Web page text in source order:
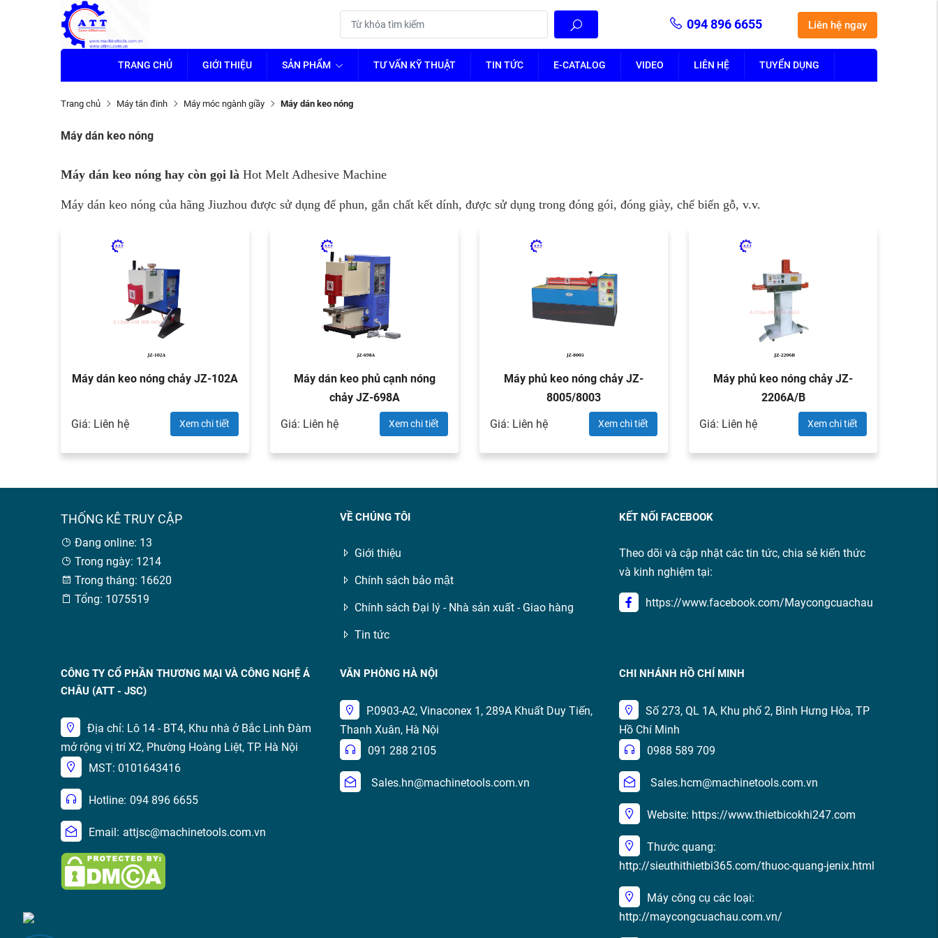
094 896 6655 Liên hệ ngay
TRANG CHỦ GIỚI THIỆU SẢN PHẨM TƯ VẤN KỸ THUẬT TIN TỨC E-CATALOG VIDEO LIÊN HỆ TUYỂN DỤNG
Trang chủ Máy tán đinh Máy móc ngành giầy Máy dán keo nóng
Máy dán keo nóng
Máy dán keo nóng hay còn gọi là Hot Melt Adhesive Machine
Máy dán keo nóng của hãng Jiuzhou được sử dụng để phun, gắn chất kết dính, được sử dụng trong đóng gói, đóng giày, chế biến gỗ, v.v.
Máy dán keo nóng chảy JZ-102A
Giá: Liên hệ Xem chi tiết
Máy dán keo phủ cạnh nóng
chảy JZ-698A
Giá: Liên hệ
Xem chi tiết
Máy phủ keo nóng chảy JZ-
8005/8003
Giá: Liên hệ
Xem chi tiết
Máy phủ keo nóng chảy JZ-
2206A/B
Giá: Liên hệ
Xem chi tiết
THỐNG KÊ TRUY CẬP
Đang online: 13
Trong ngày: 1214
Trong tháng: 16620
Tổng: 1075519
VỀ CHÚNG TÔI
Giới thiệu
Chính sách bảo mật
Chính sách Đại lý - Nhà sản xuất - Giao hàng
Tin tức
KẾT NỐI FACEBOOK
Theo dõi và cập nhật các tin tức, chia sẻ kiến thức
và kinh nghiệm tại:
https://www.facebook.com/Maycongcuachau
CÔNG TY CỔ PHẦN THƯƠNG MẠI VÀ CÔNG NGHỆ Á
CHÂU (ATT - JSC)
Địa chỉ: Lô 14 - BT4, Khu nhà ở Bắc Linh Đàm
mở rộng vị trí X2, Phường Hoàng Liệt, TP. Hà Nội
MST: 0101643416
Hotline: 094 896 6655
Email: attjsc@machinetools.com.vn
VĂN PHÒNG HÀ NỘI
P.0903-A2, Vinaconex 1, 289A Khuất Duy Tiến,
Thanh Xuân, Hà Nội
091 288 2105
Sales.hn@machinetools.com.vn
CHI NHÁNH HỒ CHÍ MINH
Số 273, QL 1A, Khu phố 2, Bình Hưng Hòa, TP
Hồ Chí Minh
0988 589 709
Sales.hcm@machinetools.com.vn
Website: https://www.thietbicokhi247.com
Thước quang:
http://sieuthithietbi365.com/thuoc-quang-jenix.html
Máy công cụ các loại:
http://maycongcuachau.com.vn/